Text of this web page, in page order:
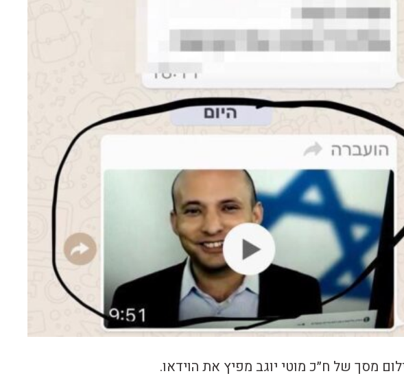
מסך של ח״כ מוטי יוגב מפיץ את הוידאו.